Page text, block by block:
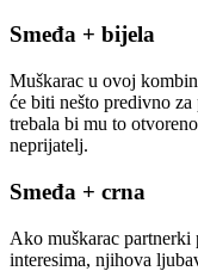
Smeđa + bijela
Muškarac u ovoj
će biti nešto predivno
trebala bi mu to
neprijatelj.
Smeđa + crna
Ako muškarac partnerki
interesima, njihova